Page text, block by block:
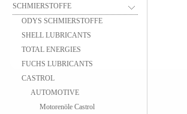
SCHMIERSTOFFE
ODYS SCHMIERSTOFFE
SHELL LUBRICANTS
TOTAL ENERGIES
FUCHS LUBRICANTS
CASTROL
AUTOMOTIVE
Motorenöle Castrol